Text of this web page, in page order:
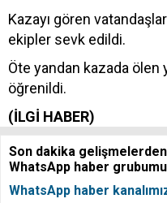
Kazayı gören
ekipler sevk edildi.
Öte yandan kazada ölen
öğrenildi.
(İLGİ HABER)
Son dakika
WhatsApp haber
WhatsApp haber